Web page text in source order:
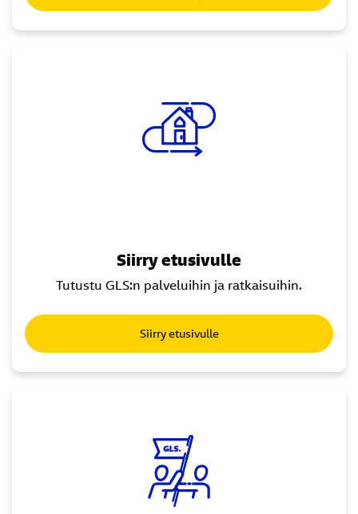
Siirry etusivulle
Tutustu GLS:n palveluihin ja ratkaisuihin.
Siirry etusivulle